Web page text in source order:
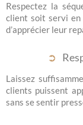
Respectez la
client soit servi en
d’apprécier leur
Laissez
clients puissent
sans se sentir